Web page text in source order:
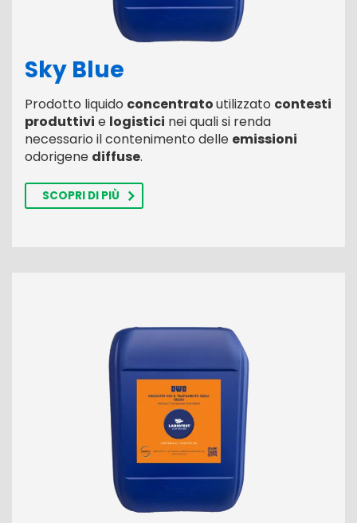
Sky Blue
Prodotto liquido concentratoutilizzato contesti
produttivi e logistici nei quali si renda
necessario il contenimento delle emissioni
odorigene diffuse.
SCOPRI DI PIÙ